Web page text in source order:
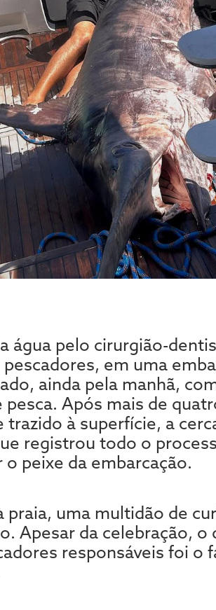
água pelo cirurgião-
em uma
ainda pela manhã,
Após mais de
à superfície, a
registrou todo o
peixe da embarcação.
uma multidão de
Apesar da celebração, o
responsáveis foi o